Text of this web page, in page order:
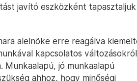
javító eszközként tapasztaljuk
alelnöke erre reagálva
kapcsolatos
Munkaalapú, jó munkaalapú
ahhoz, hogy minőségi